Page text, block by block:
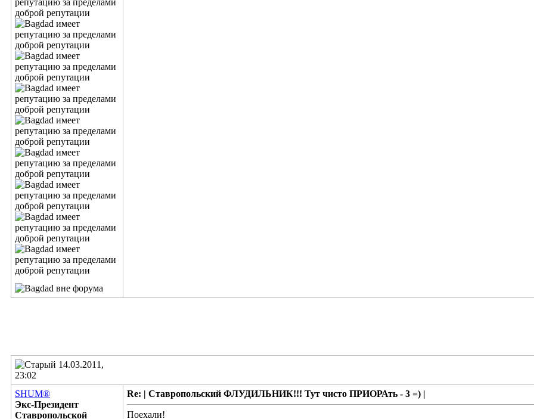
14.03.2011,
23:02
SHUM®
Экс-Президент
Ставропольской
Re: | Ставропольский ФЛУДИЛЬНИК!!! Тут чисто ПРИОРАть - 3 =) |
Поехали!